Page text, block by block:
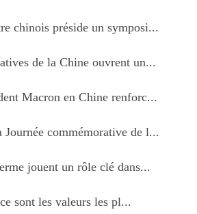
chinois préside un symposi...
de la Chine ouvrent un...
Macron en Chine renforc...
commémorative de l...
jouent un rôle clé dans...
sont les valeurs les pl...